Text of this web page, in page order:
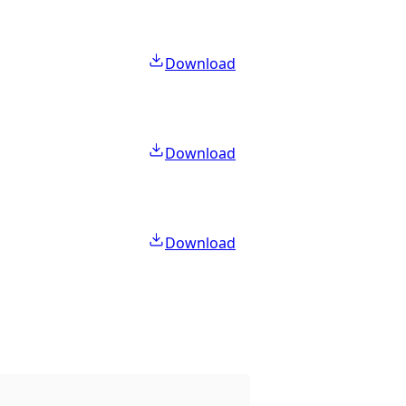
Download
Download
Download